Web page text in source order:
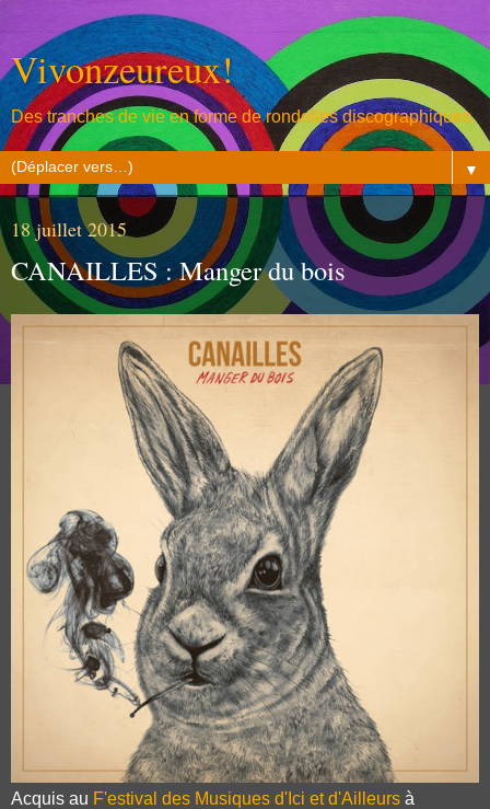
Vivonzeureux!
Des tranches de vie en forme de rondelles discographiques
▼
18 juillet 2015
CANAILLES : Manger du bois
Acquis au F'estival des Musiques d'Ici et d'Ailleurs à